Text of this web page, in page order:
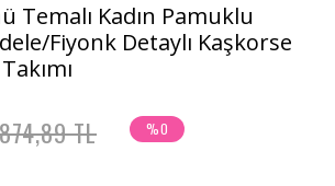
Temalı Kadın Pamuklu
Fiyonk Detaylı Kaşkorse
874,89 TL %0